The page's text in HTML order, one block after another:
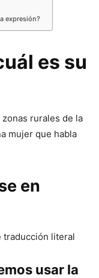
expresión?
es su
zonas rurales de la
mujer que habla
en
traducción literal
usar la